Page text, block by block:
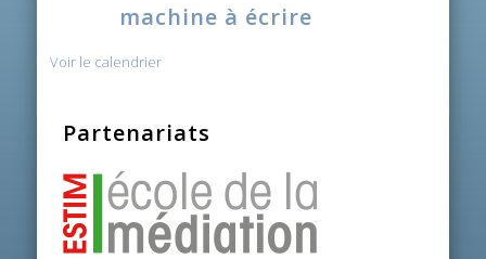
machine à écrire
Voir le calendrier
Partenariats